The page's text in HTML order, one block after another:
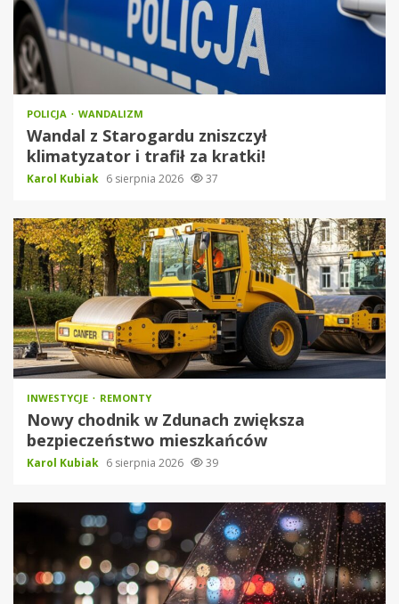
POLICJA WANDALIZM
Wandal z Starogardu zniszczył
klimatyzator i trafił za kratki!
Karol Kubiak 6 sierpnia 2026 37
INWESTYCJE REMONTY
Nowy chodnik w Zdunach zwiększa
bezpieczeństwo mieszkańców
Karol Kubiak 6 sierpnia 2026 39